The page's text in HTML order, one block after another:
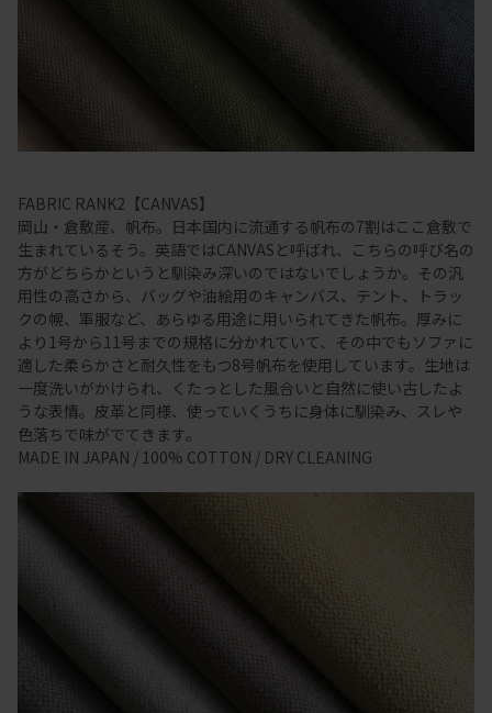
FABRIC RANK2【CANVAS】
岡山・倉敷産、帆布。日本国内に流通する帆布の7割はここ倉敷で
生まれているそう。英語ではCANVASと呼ばれ、こちらの呼び名の
方がどちらかというと馴染み深いのではないでしょうか。その汎
用性の高さから、バッグや油絵用のキャンバス、テント、トラッ
クの幌、軍服など、あらゆる用途に用いられてきた帆布。厚みに
より1号から11号までの規格に分かれていて、その中でもソファに
適した柔らかさと耐久性をもつ8号帆布を使用しています。生地は
一度洗いがかけられ、くたっとした風合いと自然に使い古したよ
うな表情。皮革と同様、使っていくうちに身体に馴染み、スレや
色落ちで味がでてきます。
MADE IN JAPAN / 100% COTTON / DRY CLEANING